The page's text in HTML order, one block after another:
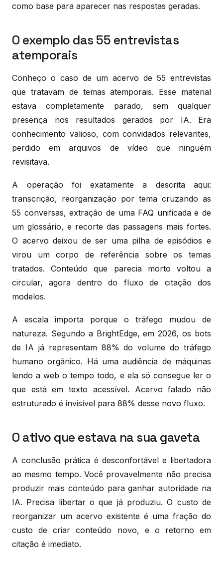
como base para aparecer nas respostas geradas.
O exemplo das 55 entrevistas
atemporais
Conheço o caso de um acervo de 55 entrevistas
que tratavam de temas atemporais. Esse material
estava completamente parado, sem qualquer
presença nos resultados gerados por IA. Era
conhecimento valioso, com convidados relevantes,
perdido em arquivos de vídeo que ninguém
revisitava.
A operação foi exatamente a descrita aqui:
transcrição, reorganização por tema cruzando as
55 conversas, extração de uma FAQ unificada e de
um glossário, e recorte das passagens mais fortes.
O acervo deixou de ser uma pilha de episódios e
virou um corpo de referência sobre os temas
tratados. Conteúdo que parecia morto voltou a
circular, agora dentro do fluxo de citação dos
modelos.
A escala importa porque o tráfego mudou de
natureza. Segundo a BrightEdge, em 2026, os bots
de IA já representam 88% do volume do tráfego
humano orgânico. Há uma audiência de máquinas
lendo a web o tempo todo, e ela só consegue ler o
que está em texto acessível. Acervo falado não
estruturado é invisível para 88% desse novo fluxo.
O ativo que estava na sua gaveta
A conclusão prática é desconfortável e libertadora
ao mesmo tempo. Você provavelmente não precisa
produzir mais conteúdo para ganhar autoridade na
IA. Precisa libertar o que já produziu. O custo de
reorganizar um acervo existente é uma fração do
custo de criar conteúdo novo, e o retorno em
citação é imediato.